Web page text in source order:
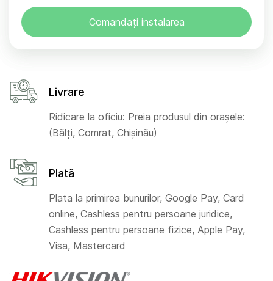
Comandați instalarea
Livrare
Ridicare la oficiu: Preia produsul din orașele:
(Bălți, Comrat, Chișinău)
Plată
Plata la primirea bunurilor, Google Pay, Card
online, Cashless pentru persoane juridice,
Cashless pentru persoane fizice, Apple Pay,
Visa, Mastercard